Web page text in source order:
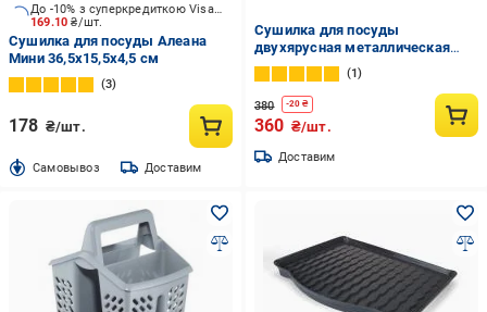
169.10₴/шт.
До -10% з суперкредиткою Visa Вигода
Сушилка для посуды Алеана
Мини 36,5х15,5х4,5 см
3
178 ₴/шт.
Cамовывоз Доставим
Сушилка для посуды
двухярусная металлическая
Белый
1
380 -20 ₴
360 ₴/шт.
Доставим